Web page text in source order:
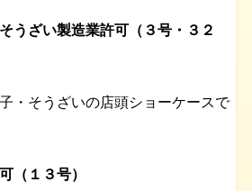
うざい製造業許可（３号・３２
・そうざいの店頭ショーケースで
（１３号）